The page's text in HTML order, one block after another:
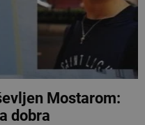
Mostarom:
dobra